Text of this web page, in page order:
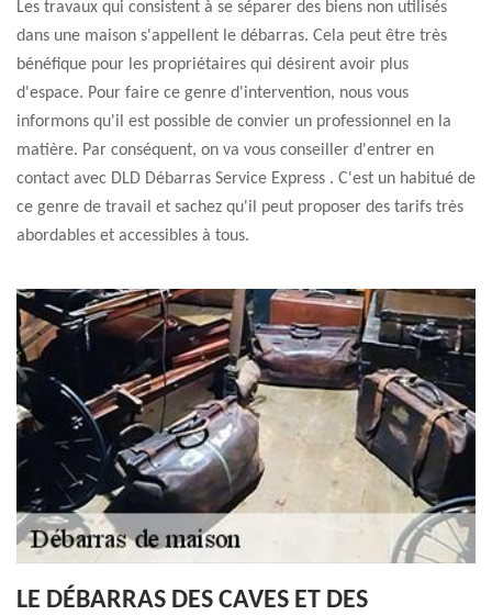
Les travaux qui consistent à se séparer des biens non utilisés
dans une maison s'appellent le débarras. Cela peut être très
bénéfique pour les propriétaires qui désirent avoir plus
d'espace. Pour faire ce genre d'intervention, nous vous
informons qu'il est possible de convier un professionnel en la
matière. Par conséquent, on va vous conseiller d'entrer en
contact avec DLD Débarras Service Express . C'est un habitué de
ce genre de travail et sachez qu'il peut proposer des tarifs très
abordables et accessibles à tous.
LE DÉBARRAS DES CAVES ET DES